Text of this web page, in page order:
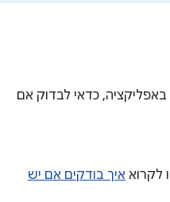
לא כל מכשירי Android תומכים בצילום סרטונים באיכות HDR. לפני צילום סרטון HDR באפליקציה, כדאי לבדוק אם
איך בודקים אם יש